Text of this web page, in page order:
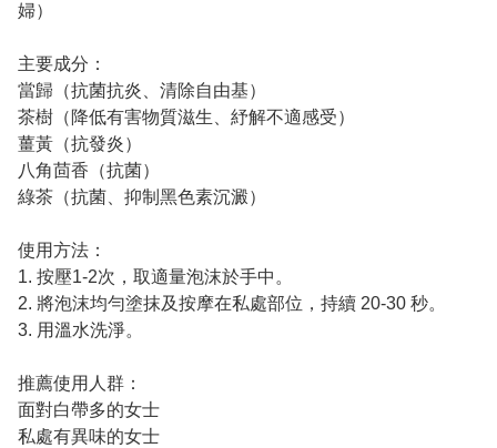
婦）
主要成分：
當歸（抗菌抗炎、清除自由基）
茶樹（降低有害物質滋生、紓解不適感受）
薑黃（抗發炎）
八角茴香（抗菌）
綠茶（抗菌、抑制黑色素沉澱）
使用方法：
1. 按壓1-2次，取適量泡沫於手中。
2. 將泡沫均勻塗抹及按摩在私處部位，持續 20-30 秒。
3. 用溫水洗淨。
推薦使用人群：
面對白帶多的女士
私處有異味的女士